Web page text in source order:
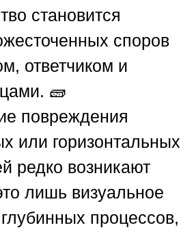
становится
споров
ответчиком и
🧱
повреждения
или горизонтальных
редко возникают
лишь визуальное
процессов,